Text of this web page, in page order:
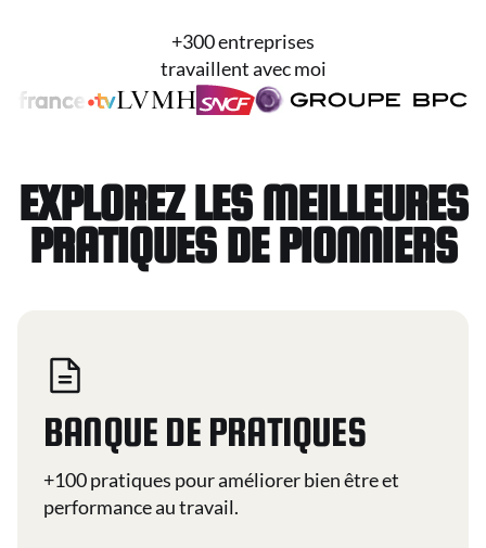
+300 entreprises
travaillent avec moi
EXPLOREZ LES MEILLEURES
PRATIQUES DE PIONNIERS
BANQUE DE PRATIQUES
+100 pratiques pour améliorer bien être et
performance au travail.